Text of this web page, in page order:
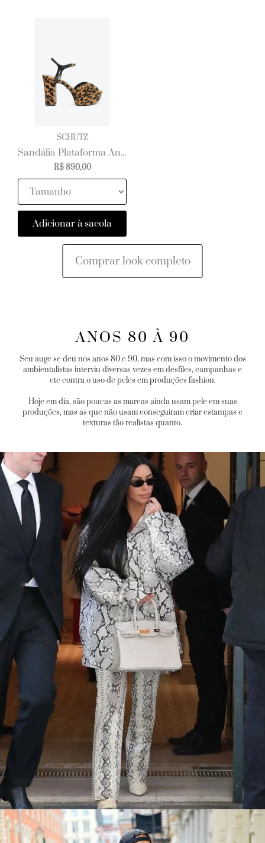
Comprar look completo
SCHUTZ
Sandália Plataforma Animal Print Schutz Couro
R$ 890,00
Adicionar à sacola
ANOS 80 À 90
Seu auge se deu nos anos 80 e 90, mas com isso o movimento dos
ambientalistas interviu diversas vezes em desfiles, campanhas e
etc contra o uso de peles em produções fashion.
Hoje em dia, são poucas as marcas ainda usam pele em suas
produções, mas as que não usam conseguiram criar estampas e
texturas tão realistas quanto.